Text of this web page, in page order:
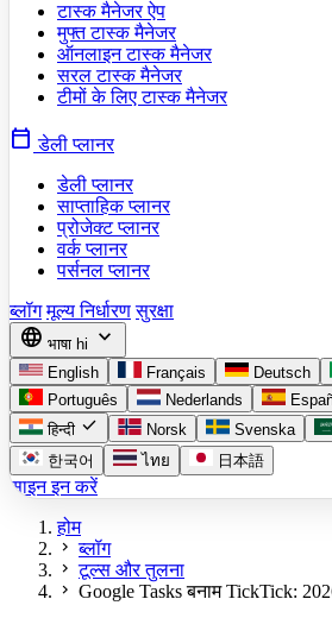
टास्क मैनेजर ऐप
मुफ्त टास्क मैनेजर
ऑनलाइन टास्क मैनेजर
सरल टास्क मैनेजर
टीमों के लिए टास्क मैनेजर
calendar_today डेली प्लानर
डेली प्लानर
साप्ताहिक प्लानर
प्रोजेक्ट प्लानर
वर्क प्लानर
पर्सनल प्लानर
ब्लॉग मूल्य निर्धारण सुरक्षा
language भाषा hi expand_more
English Français Deutsch
Português
Nederlands
हिन्दी check Norsk Svenska
한국어
ไทย 日本語
साइन इन करें
होम
chevron_right ब्लॉग
chevron_right टूल्स और तुलना
chevron_right Google Tasks बनाम TickTick: